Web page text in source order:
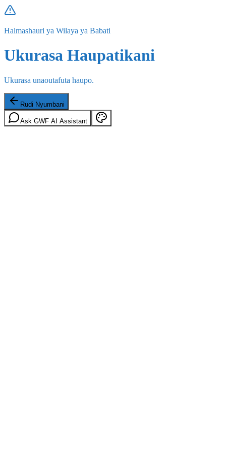
Halmashauri ya Wilaya ya Babati
Ukurasa Haupatikani
Ukurasa unaoutafuta haupo.
Rudi Nyumbani
Ask GWF AI Assistant